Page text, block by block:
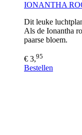
IONANTHA
Dit leuke
Als de Ionantha
paarse bloem.
€ 3,95
Bestellen